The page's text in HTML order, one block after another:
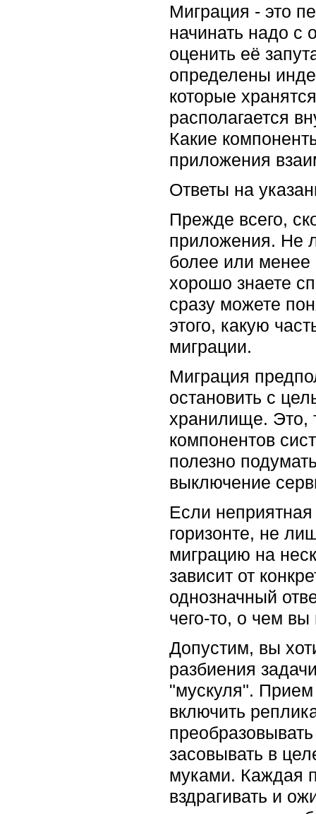
Миграция - это
начинать надо с
оценить её
определены
которые
располагается
Какие
приложения
Ответы на
Прежде всего,
приложения. Не
более или
хорошо знаете
сразу можете
этого, какую
миграции.
Миграция
остановить с
хранилище. Это,
компонентов
полезно
выключение
Если
горизонте, не
миграцию на
зависит от
однозначный
чего-то, о чем
Допустим, вы
разбиения
"мускуля".
включить
засовывать в
муками. Каждая
вздрагивать и